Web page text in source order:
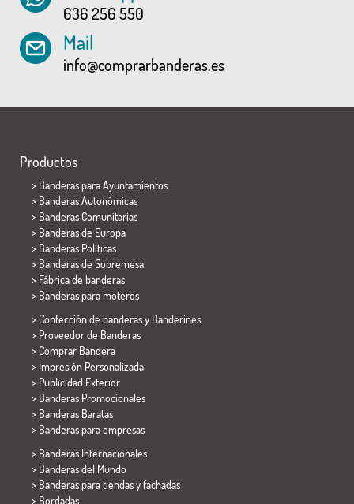
636 256 550
Mail
info@comprarbanderas.es
Productos
> Banderas para Ayuntamientos
> Banderas Autonómicas
> Banderas Comunitarias
> Banderas de Europa
> Banderas Políticas
> Banderas de Sobremesa
> Fábrica de banderas
> Banderas para moteros
> Confección de banderas y Banderines
> Proveedor de Banderas
> Comprar Bandera
> Impresión Personalizada
> Publicidad Exterior
> Banderas Promocionales
> Banderas Baratas
> Banderas para empresas
> Banderas Internacionales
> Banderas del Mundo
> Banderas para tiendas y fachadas
> Bordadas